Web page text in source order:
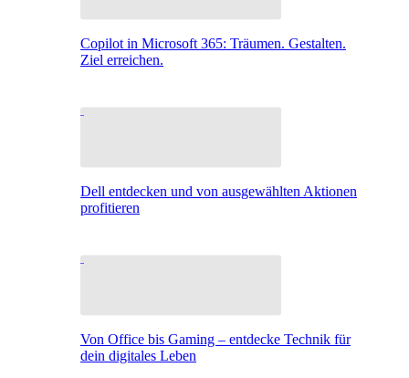
Copilot in Microsoft 365: Träumen. Gestalten.
Ziel erreichen.
Dell entdecken und von ausgewählten Aktionen
profitieren
Von Office bis Gaming – entdecke Technik für
dein digitales Leben